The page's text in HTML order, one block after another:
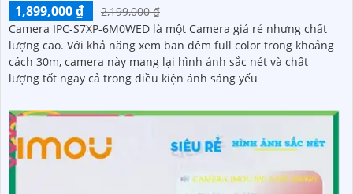
1,899,000 ₫
2,199,000 ₫
Camera IPC-S7XP-6M0WED là một Camera giá rẻ nhưng chất
lượng cao. Với khả năng xem ban đêm full color trong khoảng
cách 30m, camera này mang lại hình ảnh sắc nét và chất
lượng tốt ngay cả trong điều kiện ánh sáng yếu